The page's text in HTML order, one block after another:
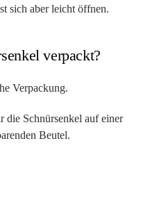
sich aber leicht öffnen.
verpackt?
Verpackung.
die Schnürsenkel auf einer
Beutel.